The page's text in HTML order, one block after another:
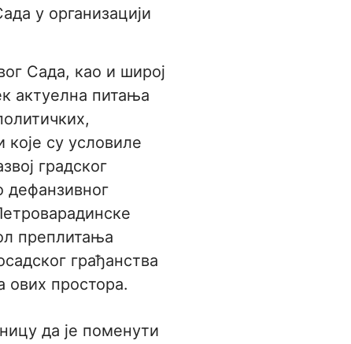
у организацији
Сада, као и широј
актуелна питања
су условиле
градског
дефанзивног
преплитања
грађанства
ових простора.
да је поменути